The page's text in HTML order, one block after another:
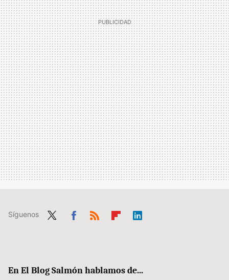
Síguenos
En El Blog Salmón hablamos de...